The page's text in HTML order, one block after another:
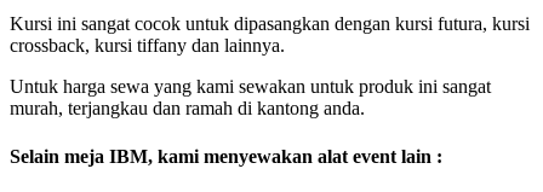
Kursi ini sangat cocok untuk dipasangkan dengan kursi futura, kursi
crossback, kursi tiffany dan lainnya.
Untuk harga sewa yang kami sewakan untuk produk ini sangat
murah, terjangkau dan ramah di kantong anda.
Selain meja IBM, kami menyewakan alat event lain :